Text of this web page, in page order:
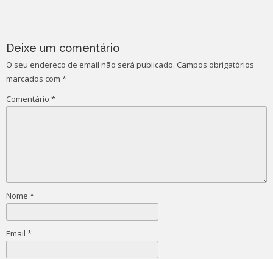
navigation
Deixe um comentário
O seu endereço de email não será publicado. Campos obrigatórios
marcados com *
Comentário *
Nome *
Email *